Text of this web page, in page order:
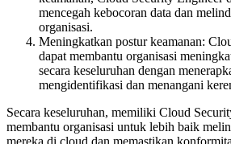
mencegah kebocoran data dan
organisasi.
Meningkatkan postur keamanan:
dapat membantu organisasi
secara keseluruhan dengan
mengidentifikasi dan menangani
Secara keseluruhan, memiliki Cloud
membantu organisasi untuk lebih baik
mereka di cloud dan memastikan